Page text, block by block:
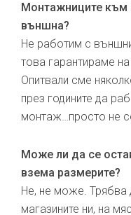
Монтажниците към
външна?
Не работим с
това гарантираме
Опитвали сме
през годините да
монтаж…просто не
Може ли да се
взема размерите?
Не, не може. Трябва
магазините ни, на